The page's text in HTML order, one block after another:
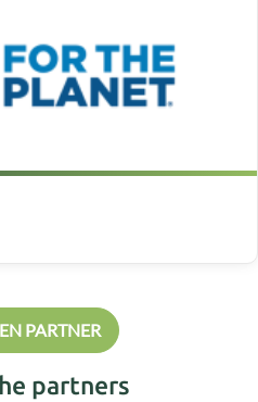
PARTNER
partners